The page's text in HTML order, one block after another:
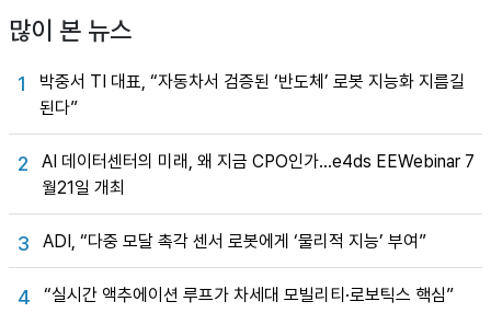
많이 본 뉴스
1
박중서 TI 대표, “자동차서 검증된 ‘반도체’ 로봇 지능화 지름길
된다”
2
AI 데이터센터의 미래, 왜 지금 CPO인가…e4ds EEWebinar 7
월21일 개최
3 ADI, “다중 모달 촉각 센서 로봇에게 ‘물리적 지능’ 부여”
4 “실시간 액추에이션 루프가 차세대 모빌리티·로보틱스 핵심”